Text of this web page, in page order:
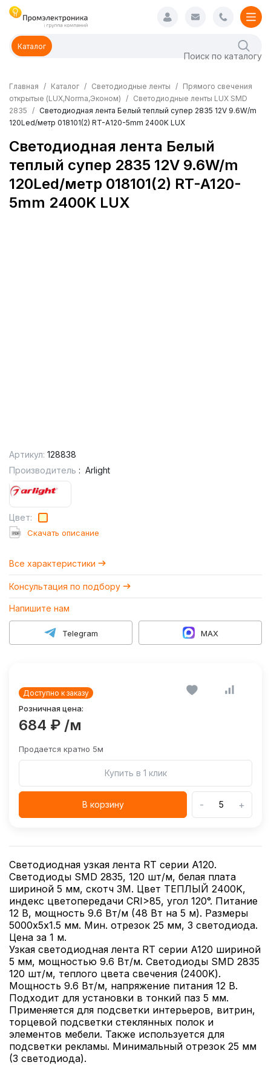
Каталог
Главная Каталог Светодиодные ленты
Прямого свечения
открытые (LUX,Norma,Эконом)
Светодиодные ленты LUX SMD
2835
Светодиодная лента Белый теплый супер 2835 12V 9.6W/m
120Led/метр 018101(2) RT-A120-5mm 2400K LUX
Светодиодная лента Белый
теплый супер 2835 12V 9.6W/m
120Led/метр 018101(2) RT-A120-
5mm 2400K LUX
Артикул: 128838
Производитель : Arlight
Цвет:
Cкачать описание
Все характеристики
Консультация по подбору
Напишите нам
Telegram MAX
Доступно к заказу
Розничная цена:
684 ₽ /м
Продается кратно 5м
Купить в 1 клик
В корзину - +
Светодиодная узкая лента RT серии A120.
Светодиоды SMD 2835, 120 шт/м, белая плата
шириной 5 мм, скотч 3M. Цвет ТЕПЛЫЙ 2400K,
индекс цветопередачи CRI>85, угол 120°. Питание
12 В, мощность 9.6 Вт/м (48 Вт на 5 м). Размеры
5000х5х1.5 мм. Мин. отрезок 25 мм, 3 светодиода.
Цена за 1 м.
Узкая светодиодная лента RT серии A120 шириной
5 мм, мощностью 9.6 Вт/м. Светодиоды SMD 2835
120 шт/м, теплого цвета свечения (2400K).
Мощность 9.6 Вт/м, напряжение питания 12 В.
Подходит для установки в тонкий паз 5 мм.
Применяется для подсветки интерьеров, витрин,
торцевой подсветки стеклянных полок и
элементов мебели. Также используется для
подсветки рекламы. Минимальный отрезок 25 мм
(3 светодиода).